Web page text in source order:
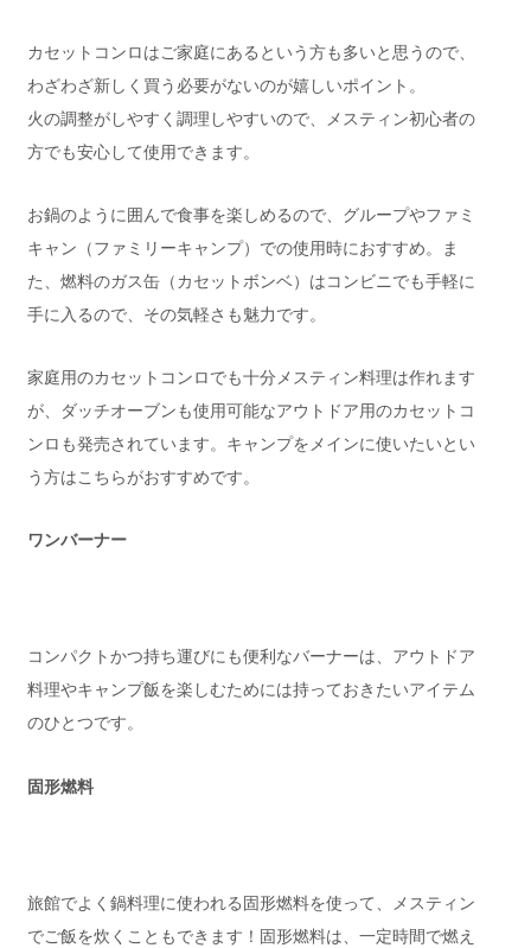
カセットコンロはご家庭にあるという方も多いと思うので、
わざわざ新しく買う必要がないのが嬉しいポイント。
火の調整がしやすく調理しやすいので、メスティン初心者の
方でも安心して使用できます。
お鍋のように囲んで食事を楽しめるので、グループやファミ
キャン（ファミリーキャンプ）での使用時におすすめ。ま
た、燃料のガス缶（カセットボンベ）はコンビニでも手軽に
手に入るので、その気軽さも魅力です。
家庭用のカセットコンロでも十分メスティン料理は作れます
が、ダッチオーブンも使用可能なアウトドア用のカセットコ
ンロも発売されています。キャンプをメインに使いたいとい
う方はこちらがおすすめです。
ワンバーナー
コンパクトかつ持ち運びにも便利なバーナーは、アウトドア
料理やキャンプ飯を楽しむためには持っておきたいアイテム
のひとつです。
固形燃料
旅館でよく鍋料理に使われる固形燃料を使って、メスティン
でご飯を炊くこともできます！固形燃料は、一定時間で燃え